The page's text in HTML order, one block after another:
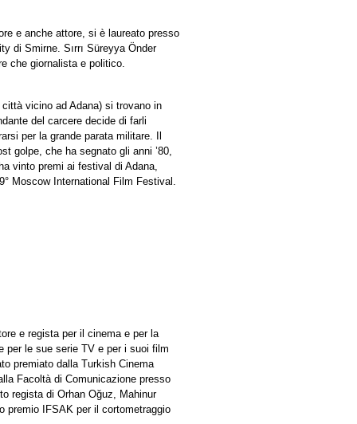
e anche attore, si è laureato presso
di Smirne. Sırrı Süreyya Önder
che giornalista e politico.
vicino ad Adana) si trovano in
del carcere decide di farli
per la grande parata militare. Il
golpe, che ha segnato gli anni ’80,
ha vinto premi ai festival di Adana,
Moscow International Film Festival.
e regista per il cinema e per la
per le sue serie TV e per i suoi film
premiato dalla Turkish Cinema
Facoltà di Comunicazione presso
regista di Orhan Oğuz, Mahinur
premio IFSAK per il cortometraggio